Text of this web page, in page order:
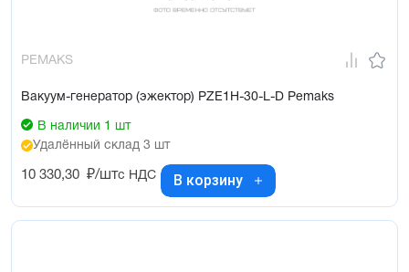
PEMAKS
Вакуум-генератор (эжектор) PZE1H-30-L-D Pemaks
В наличии 1 шт
Удалённый склад 3 шт
10 330,30 ₽/штс НДС В корзину